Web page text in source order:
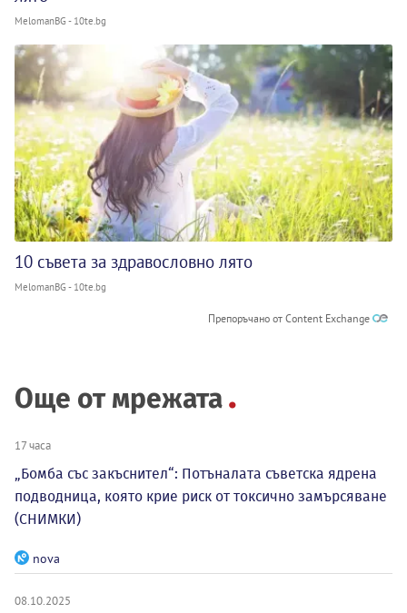
MelomanBG - 10te.bg
10 съвета за здравословно лято
MelomanBG - 10te.bg
Препоръчано от Content Exchange
Още от мрежата
17 часа
„Бомба със закъснител“: Потъналата съветска ядрена
подводница, която крие риск от токсично замърсяване
(СНИМКИ)
nova
08.10.2025